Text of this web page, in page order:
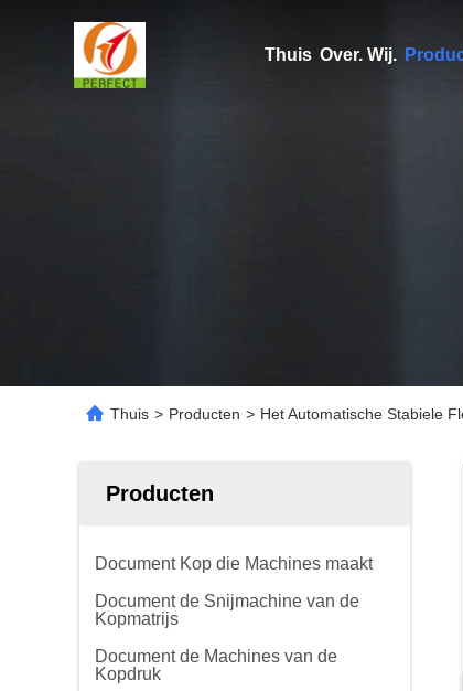
Thuis Over. Wij.
Thuis > Producten > Het Automatische Stabiele
Producten
Document Kop die Machines maakt
Document de Snijmachine van de
Kopmatrijs
Document de Machines van de
Kopdruk